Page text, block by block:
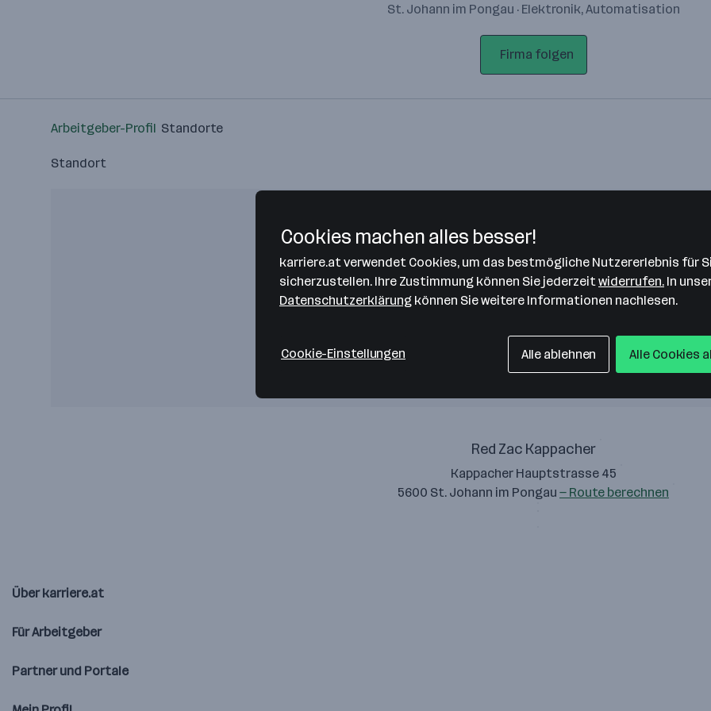
St. Johann im Pongau · Elektronik, Automatisation
Firma folgen
Arbeitgeber-Profil Standorte
Standort
Bitte stimme unseren Cookie-
Richtlinien zu, um diese Karte
anzuzeigen.
Zustimmung geben
Red Zac Kappacher
Kappacher Hauptstrasse 45
5600 St. Johann im Pongau — Route berechnen
Über karriere.at
Für Arbeitgeber
Partner und Portale
Cookies machen alles besser!
karriere.at verwendet Cookies, um das bestmögliche Nutzererlebnis für
sicherzustellen. Ihre Zustimmung können Sie jederzeit widerrufen. In
Datenschutzerklärung können Sie weitere Informationen nachlesen.
Cookie-Einstellungen Alle ablehnen Alle Cookies